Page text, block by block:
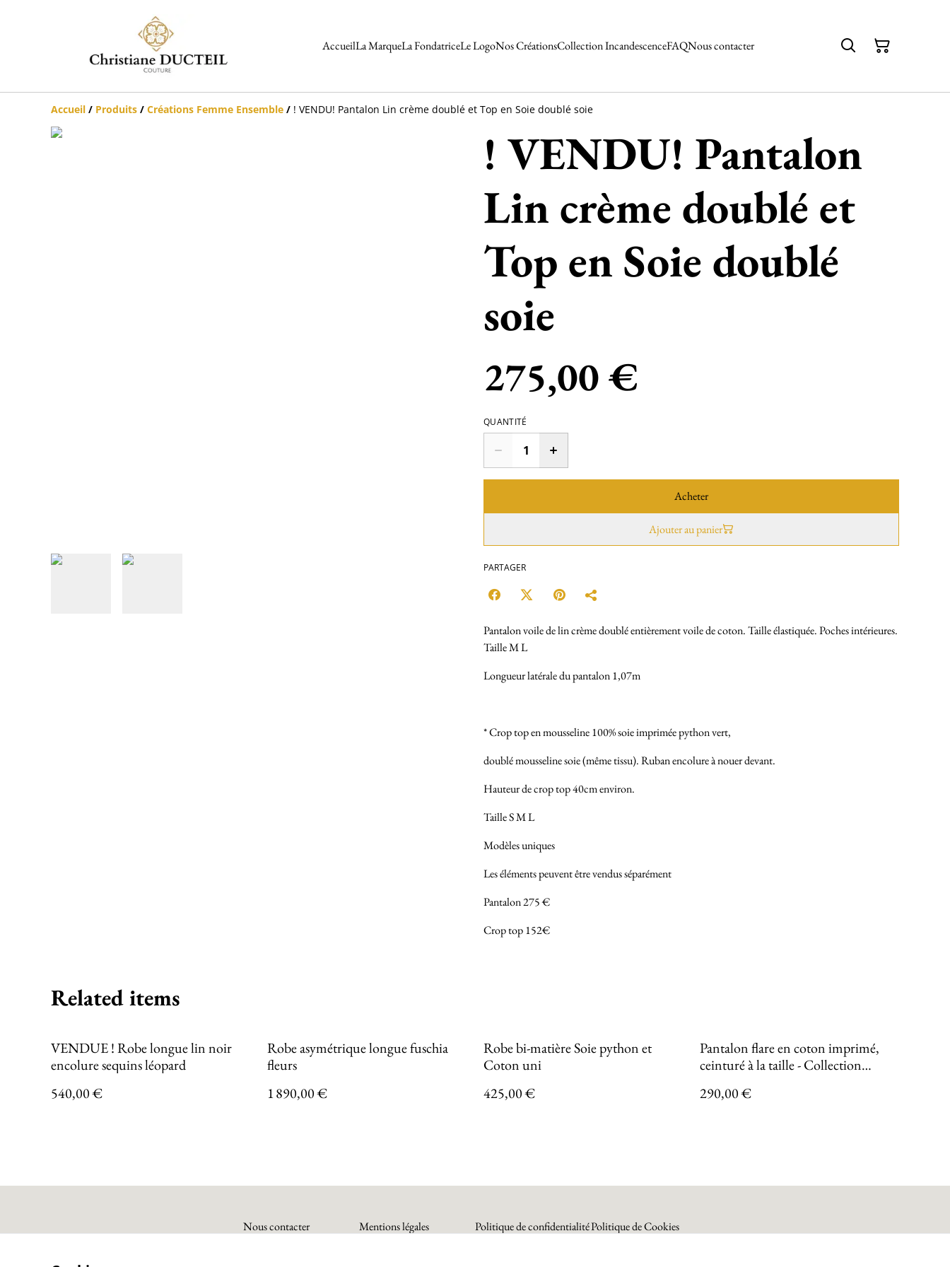
AccueilLa MarqueLa FondatriceLe LogoNos CréationsCollection IncandescenceFAQNous contacter
Accueil / Produits / Créations Femme Ensemble / ! VENDU! Pantalon Lin crème doublé et Top en Soie doublé soie
! VENDU! Pantalon
Lin crème doublé et
Top en Soie doublé
soie
275,00 €
QUANTITÉ
Acheter
Ajouter au panier
PARTAGER
Pantalon voile de lin crème doublé entièrement voile de coton. Taille élastiquée. Poches intérieures.
Taille M L
Longueur latérale du pantalon 1,07m
* Crop top en mousseline 100% soie imprimée python vert,
doublé mousseline soie (même tissu). Ruban encolure à nouer devant.
Hauteur de crop top 40cm environ.
Taille S M L
Modèles uniques
Les éléments peuvent être vendus séparément
Pantalon 275 €
Crop top 152€
Related items
VENDUE ! Robe longue lin noir
encolure sequins léopard
540,00 €
Robe asymétrique longue fuschia
fleurs
1 890,00 €
Robe bi-matière Soie python et
Coton uni
425,00 €
Pantalon flare en coton imprimé,
ceinturé à la taille - Collection
290,00 €
Nous contacter Mentions légales Politique de confidentialitéPolitique de Cookies